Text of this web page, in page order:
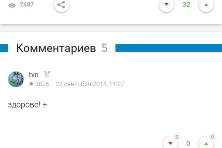
2487 32
Комментариев 5
tvn
3876 22 сентября 2014, 11:27
здорово! +
0
0
0